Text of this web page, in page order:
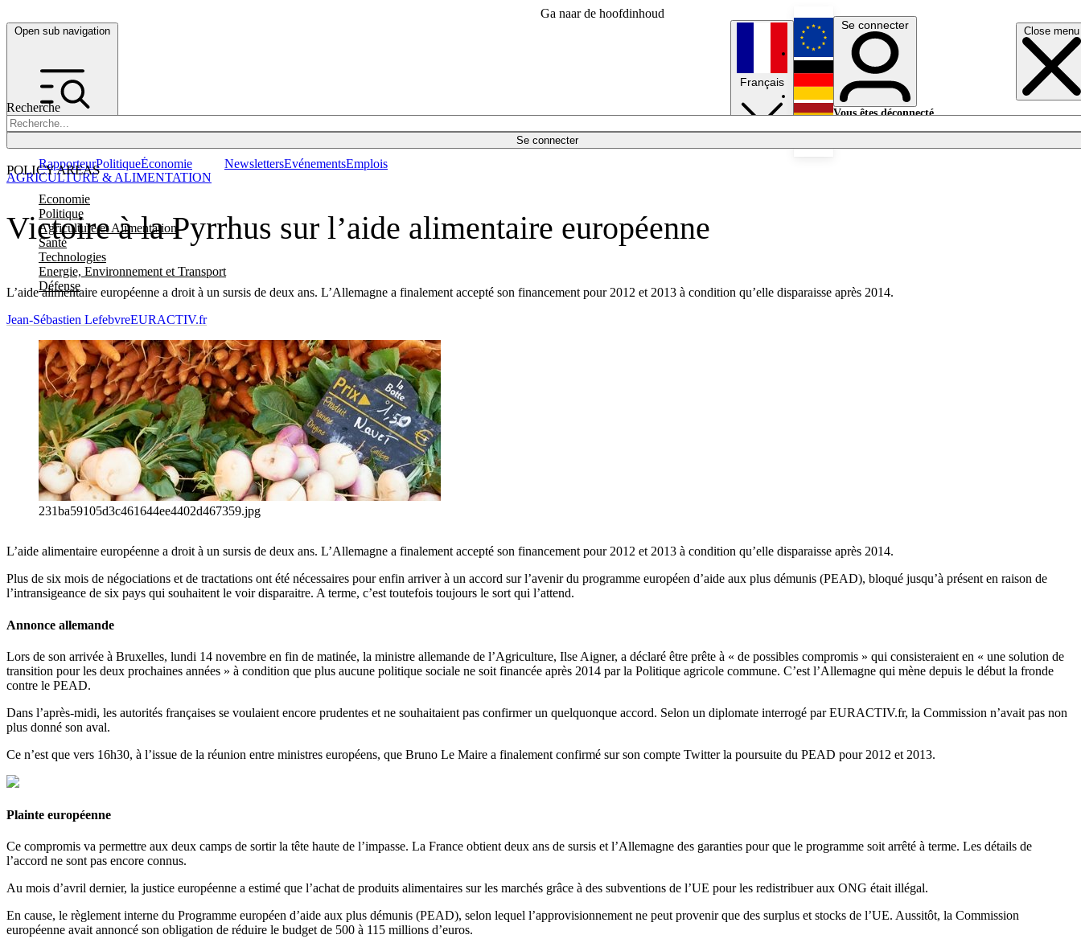
Ga naar de hoofdinhoud
Open sub navigation Close menu
Recherche
Se connecter
POLICY AREAS
Economie
Politique
Agriculture et Alimentation
Santé
Technologies
Energie, Environnement et Transport
Défense
RapporteurPolitiqueÉconomie NewslettersEvénementsEmplois
Français
English
Deutsch
Se connecter
Vous êtes déconnecté.
Victoire à la Pyrrhus sur l’aide alimentaire européenne
L’aide alimentaire européenne a droit à un sursis de deux ans. L’Allemagne a finalement accepté son financement pour 2012 et 2013 à condition qu’elle disparaisse après 2014.
AGRICULTURE & ALIMENTATION
Jean-Sébastien LefebvreEURACTIV.fr
231ba59105d3c461644ee4402d467359.jpg
L’aide alimentaire européenne a droit à un sursis de deux ans. L’Allemagne a finalement accepté son financement pour 2012 et 2013 à condition qu’elle disparaisse après 2014.
Plus de six mois de négociations et de tractations ont été nécessaires pour enfin arriver à un accord sur l’avenir du programme européen d’aide aux plus démunis (PEAD), bloqué jusqu’à présent en raison de
l’intransigeance de six pays qui souhaitent le voir disparaitre. A terme, c’est toutefois toujours le sort qui l’attend.
Annonce allemande
Lors de son arrivée à Bruxelles, lundi 14 novembre en fin de matinée, la ministre allemande de l’Agriculture, Ilse Aigner, a déclaré être prête à « de possibles compromis » qui consisteraient en « une solution de
transition pour les deux prochaines années » à condition que plus aucune politique sociale ne soit financée après 2014 par la Politique agricole commune. C’est l’Allemagne qui mène depuis le début la fronde
contre le PEAD.
Dans l’après-midi, les autorités françaises se voulaient encore prudentes et ne souhaitaient pas confirmer un quelquonque accord. Selon un diplomate interrogé par EURACTIV.fr, la Commission n’avait pas non
plus donné son aval.
Ce n’est que vers 16h30, à l’issue de la réunion entre ministres européens, que Bruno Le Maire a finalement confirmé sur son compte Twitter la poursuite du PEAD pour 2012 et 2013.
Plainte européenne
Ce compromis va permettre aux deux camps de sortir la tête haute de l’impasse. La France obtient deux ans de sursis et l’Allemagne des garanties pour que le programme soit arrêté à terme. Les détails de
l’accord ne sont pas encore connus.
Au mois d’avril dernier, la justice européenne a estimé que l’achat de produits alimentaires sur les marchés grâce à des subventions de l’UE pour les redistribuer aux ONG était illégal.
En cause, le règlement interne du Programme européen d’aide aux plus démunis (PEAD), selon lequel l’approvisionnement ne peut provenir que des surplus et stocks de l’UE. Aussitôt, la Commission
européenne avait annoncé son obligation de réduire le budget de 500 à 115 millions d’euros.